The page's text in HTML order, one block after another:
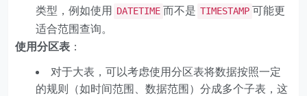
类型，例如使用
DATETIME 而不是 TIMESTAMP 可能更
适合范围查询。
使用分区表 ：
对于大表，可以考虑使用分区表将数据按照一定
的规则（如时间范围、数据范围）分成多个子表，这